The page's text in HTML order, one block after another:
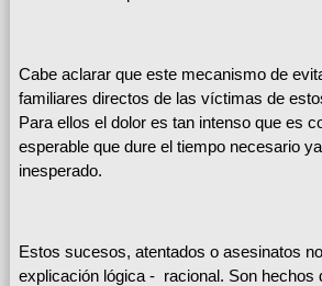
Cabe aclarar que este mecanismo de
familiares directos de las víctimas de
Para ellos el dolor es tan intenso que es
esperable que dure el tiempo necesario
inesperado.
Estos sucesos, atentados o asesinatos
explicación lógica - racional. Son hechos